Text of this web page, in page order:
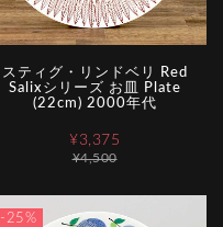
スティグ・リンドベリ Red
Salixシリーズ お皿 Plate
(22cm) 2000年代
¥4,500
¥3,375
-25%